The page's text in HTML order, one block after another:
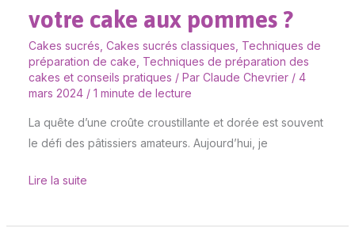
votre cake aux pommes ?
Cakes sucrés Cakes sucrés classiques Techniques de
préparation de cake Techniques de préparation des
cakes et conseils pratiques / Par Claude Chevrier / 4
mars 2024 / 1 minute de lecture
La quête d’une croûte croustillante et dorée est souvent
le défi des pâtissiers amateurs. Aujourd’hui, je
Lire la suite